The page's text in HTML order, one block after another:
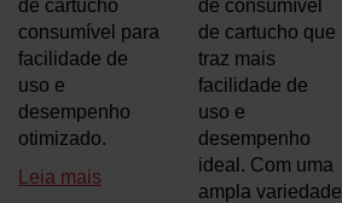
de cartucho
consumível para
facilidade de
uso e
desempenho
otimizado.
Leia mais
de consumível
de cartucho que
traz mais
facilidade de
uso e
desempenho
ideal. Com uma
ampla variedade